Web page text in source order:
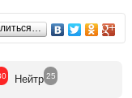
Нейтр 25